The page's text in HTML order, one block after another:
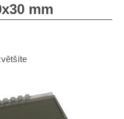
mm